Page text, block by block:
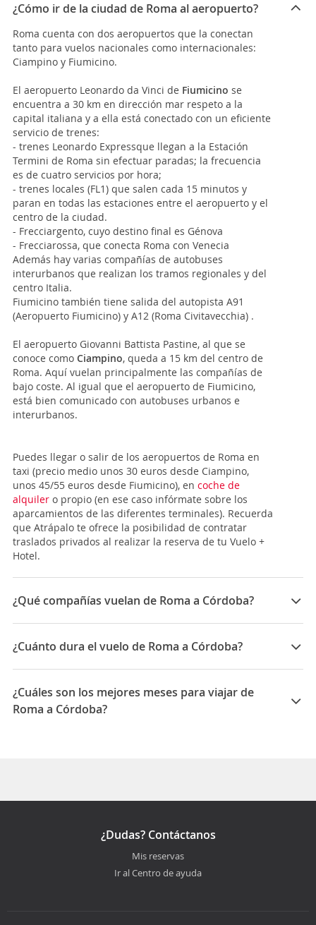
¿Cómo ir de la ciudad de Roma al aeropuerto?
Roma cuenta con dos aeropuertos que la conectan
tanto para vuelos nacionales como internacionales:
Ciampino y Fiumicino.
El aeropuerto Leonardo da Vinci de Fiumicino se
encuentra a 30 km en dirección mar respeto a la
capital italiana y a ella está conectado con un eficiente
servicio de trenes:
- trenes Leonardo Expressque llegan a la Estación
Termini de Roma sin efectuar paradas; la frecuencia
es de cuatro servicios por hora;
- trenes locales (FL1) que salen cada 15 minutos y
paran en todas las estaciones entre el aeropuerto y el
centro de la ciudad.
- Frecciargento, cuyo destino final es Génova
- Frecciarossa, que conecta Roma con Venecia
Además hay varias compañías de autobuses
interurbanos que realizan los tramos regionales y del
centro Italia.
Fiumicino también tiene salida del autopista A91
(Aeropuerto Fiumicino) y A12 (Roma Civitavecchia) .
El aeropuerto Giovanni Battista Pastine, al que se
conoce como Ciampino, queda a 15 km del centro de
Roma. Aquí vuelan principalmente las compañías de
bajo coste. Al igual que el aeropuerto de Fiumicino,
está bien comunicado con autobuses urbanos e
interurbanos.
Puedes llegar o salir de los aeropuertos de Roma en
taxi (precio medio unos 30 euros desde Ciampino,
unos 45/55 euros desde Fiumicino), en coche de
alquiler o propio (en ese caso infórmate sobre los
aparcamientos de las diferentes terminales). Recuerda
que Atrápalo te ofrece la posibilidad de contratar
traslados privados al realizar la reserva de tu Vuelo +
Hotel.
¿Qué compañías vuelan de Roma a Córdoba?
Las compañías que vuelan de Roma a Córdoba son: Air
Europa, LATAM Airlines, Aerolineas Argentinas
¿Cuánto dura el vuelo de Roma a Córdoba?
La duración media para viajar entre Roma y Córdoba
es 26:15
¿Cuáles son los mejores meses para viajar de
Roma a Córdoba?
¿Dudas? Contáctanos
Mis reservas
Ir al Centro de ayuda